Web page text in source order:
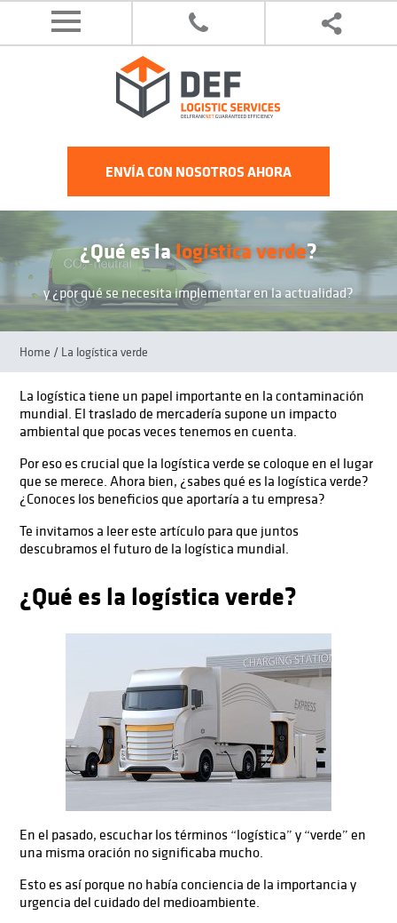
ENVÍA CON NOSOTROS AHORA
¿Qué es lalogística verde?
y ¿por qué se necesita implementar en la actualidad?
Home / La logística verde
La logística tiene un papel importante en la contaminación
mundial. El traslado de mercadería supone un impacto
ambiental que pocas veces tenemos en cuenta.
Por eso es crucial que la logística verde se coloque en el lugar
que se merece. Ahora bien, ¿sabes qué es la logística verde?
¿Conoces los beneficios que aportaría a tu empresa?
Te invitamos a leer este artículo para que juntos
descubramos el futuro de la logística mundial.
¿Qué es la logística verde?
En el pasado, escuchar los términos “logística” y “verde” en
una misma oración no significaba mucho.
Esto es así porque no había conciencia de la importancia y
urgencia del cuidado del medioambiente.